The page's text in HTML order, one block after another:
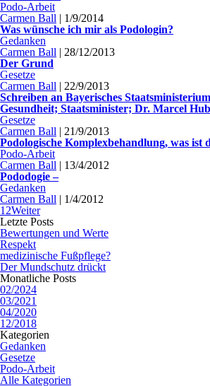
Podo-Arbeit
Carmen Ball | 1/9/2014
Was wünsche ich mir als Podologin?
Gedanken
Carmen Ball | 28/12/2013
Der Grund
Gesetze
Carmen Ball | 22/9/2013
Schreiben an Bayerisches
Gesundheit; Staatsminister; Dr. Marcel
Gesetze
Carmen Ball | 21/9/2013
Podologische Komplexbehandlung, was ist
Podo-Arbeit
Carmen Ball | 13/4/2012
Pododogie –
Gedanken
Carmen Ball | 1/4/2012
1 2Weiter
Letzte Posts
Bewertungen und Werte
Respekt
medizinische Fußpflege?
Der Mundschutz drückt
Monatliche Posts
02/2024
03/2021
04/2020
12/2018
Kategorien
Gedanken
Gesetze
Podo-Arbeit
Alle Kategorien